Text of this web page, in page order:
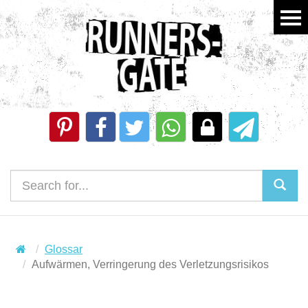
Glossar
Aufwärmen, Verringerung des Verletzungsrisikos